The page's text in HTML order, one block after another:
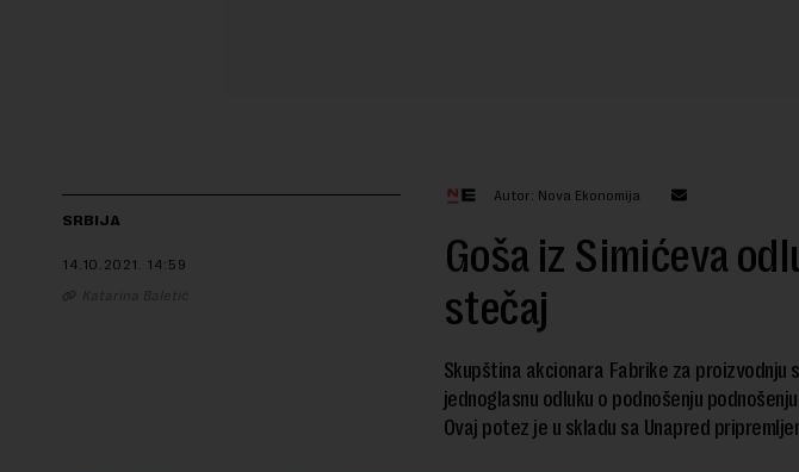
SRBIJA
14.10.2021. 14:59
Katarina Baletić
Autor: Nova Ekonomija
Goša iz Simićeva
stečaj
Skupština akcionara Fabrike za proizvodnju
jednoglasnu odluku o podnošenju
Ovaj potez je u skladu sa Unapred